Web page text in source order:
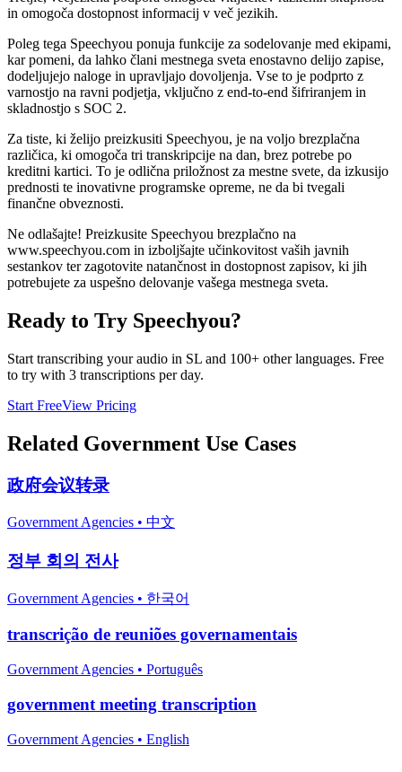
in omogoča dostopnost informacij v več jezikih.
Poleg tega Speechyou ponuja funkcije za sodelovanje med ekipami,
kar pomeni, da lahko člani mestnega sveta enostavno delijo zapise,
dodeljujejo naloge in upravljajo dovoljenja. Vse to je podprto z
varnostjo na ravni podjetja, vključno z end-to-end šifriranjem in
skladnostjo s SOC 2.
Za tiste, ki želijo preizkusiti Speechyou, je na voljo brezplačna
različica, ki omogoča tri transkripcije na dan, brez potrebe po
kreditni kartici. To je odlična priložnost za mestne svete, da izkusijo
prednosti te inovativne programske opreme, ne da bi tvegali
finančne obveznosti.
Ne odlašajte! Preizkusite Speechyou brezplačno na
www.speechyou.com in izboljšajte učinkovitost vaših javnih
sestankov ter zagotovite natančnost in dostopnost zapisov, ki jih
potrebujete za uspešno delovanje vašega mestnega sveta.
Ready to Try Speechyou?
Start transcribing your audio in SL and 100+ other languages. Free
to try with 3 transcriptions per day.
Start FreeView Pricing
Related Government Use Cases
政府会议转录
Government Agencies • 中文
정부 회의 전사
Government Agencies • 한국어
transcrição de reuniões governamentais
Government Agencies • Português
government meeting transcription
Government Agencies • English